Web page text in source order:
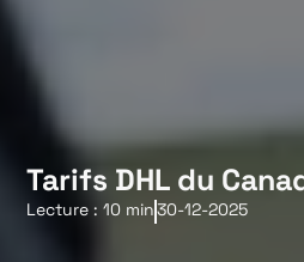
Tarifs DHL du
Lecture : 10 min30-12-2025